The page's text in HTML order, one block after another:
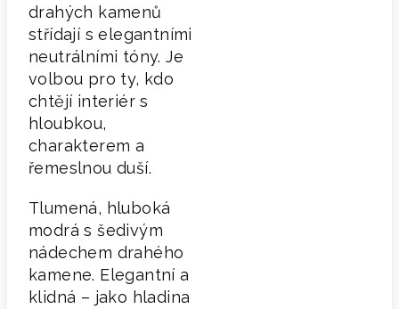
drahých kamenů
střídají s elegantními
neutrálními tóny. Je
volbou pro ty, kdo
chtějí interiér s
hloubkou,
charakterem a
řemeslnou duší.
Tlumená, hluboká
modrá s šedivým
nádechem drahého
kamene. Elegantní a
klidná – jako hladina